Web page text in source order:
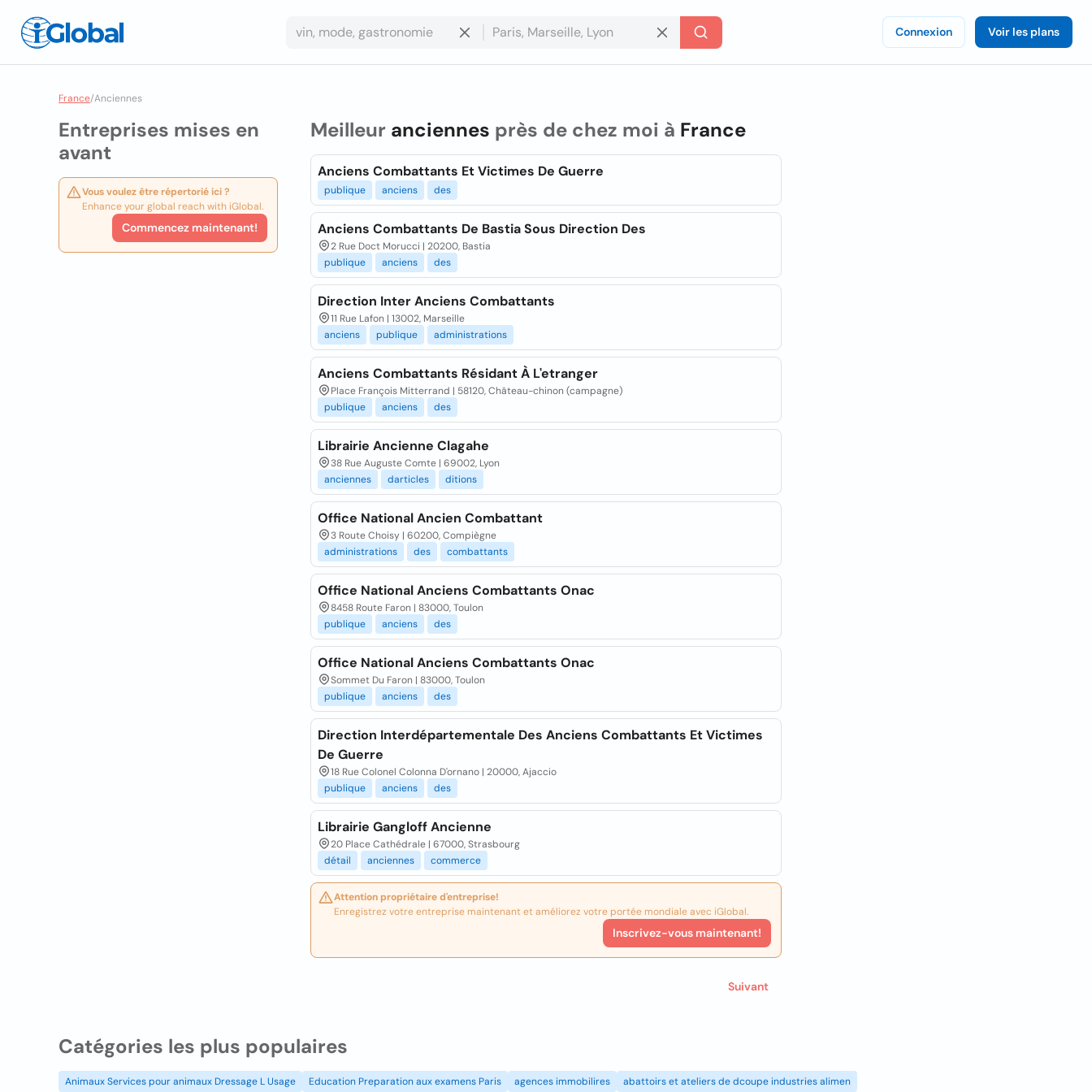
Connexion Voir les plans
France/Anciennes
Entreprises mises en
avant
Vous voulez être répertorié ici ?
Enhance your global reach with iGlobal.
Commencez maintenant!
Meilleur anciennes près de chez moi à France
Anciens Combattants Et Victimes De Guerre
publique anciens des
Anciens Combattants De Bastia Sous Direction Des
2 Rue Doct Morucci | 20200, Bastia
publique
anciens des
Direction Inter Anciens Combattants
11 Rue Lafon | 13002, Marseille
anciens
publique administrations
Anciens Combattants Résidant À L'etranger
Place François Mitterrand | 58120, Château-chinon (campagne)
publique
anciens des
Librairie Ancienne Clagahe
38 Rue Auguste Comte | 69002, Lyon
anciennes
darticles ditions
Office National Ancien Combattant
3 Route Choisy | 60200, Compiègne
administrations
des combattants
Office National Anciens Combattants Onac
8458 Route Faron | 83000, Toulon
publique
anciens des
Office National Anciens Combattants Onac
Sommet Du Faron | 83000, Toulon
publique
anciens des
Direction Interdépartementale Des Anciens Combattants Et Victimes
De Guerre
18 Rue Colonel Colonna D'ornano | 20000, Ajaccio
publique
anciens des
Librairie Gangloff Ancienne
20 Place Cathédrale | 67000, Strasbourg
détail
anciennes commerce
Attention propriétaire d'entreprise!
Enregistrez votre entreprise maintenant et améliorez votre portée mondiale avec iGlobal.
Inscrivez-vous maintenant!
Suivant
Catégories les plus populaires
Animaux Services pour animaux Dressage L Usage Education Preparation aux examens Paris agences immobilires abattoirs et ateliers de dcoupe industries alimen